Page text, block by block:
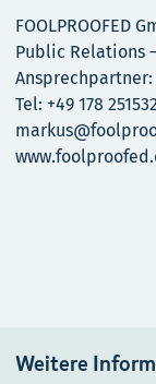
FOOLPROOFED
Public Relations
Tel: +49 178
Weitere